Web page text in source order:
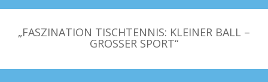
„FASZINATION TISCHTENNIS: KLEINER BALL –
GROSSER SPORT“